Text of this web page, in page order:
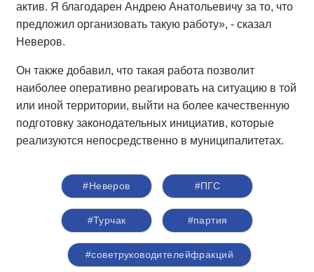
актив. Я благодарен Андрею Анатольевичу за то, что
предложил организовать такую работу», - сказал
Неверов.
Он также добавил, что такая работа позволит
наиболее оперативно реагировать на ситуацию в той
или иной территории, выйти на более качественную
подготовку законодательных инициатив, которые
реализуются непосредственно в муниципалитетах.
#Неверов #ПГС
#Турчак #партия
#советруководителейфракций